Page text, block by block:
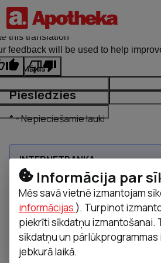
Mājas
Pieslēdzies
* - Nepieciešamie lauki
INTERNETBANKA
Swedbank SEB
LUMINOR
text
this translation
feedback will be used to help
Informācija par
Mēs savā vietnē izmantojam
informācijas ). Turpinot
piekrīti sīkdatņu izmantošanai.
sīkdatņu un
jebkurā laikā.